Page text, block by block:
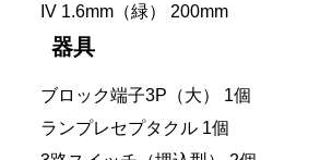
IV 1.6mm（緑） 200mm
器具
ブロック端子3P（大） 1個
ランプレセプタクル 1個